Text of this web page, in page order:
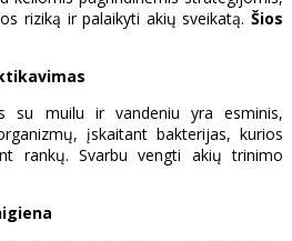
riziką ir palaikyti akių sveikatą. Šios
su muilu ir vandeniu yra esminis,
įskaitant bakterijas, kurios
rankų. Svarbu vengti akių trinimo